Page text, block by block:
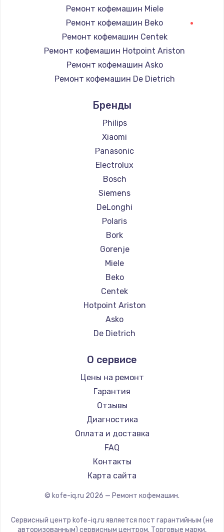
Ремонт кофемашин Miele
Ремонт кофемашин Beko
Ремонт кофемашин Centek
Ремонт кофемашин Hotpoint Ariston
Ремонт кофемашин Asko
Ремонт кофемашин De Dietrich
Ремонт кофемашин Ascaso
Ремонт кофемашин Jura
Ремонт кофемашин Olympia
Ремонт кофемашин Saeco
Ремонт кофемашин La Cimbali
Ремонт кофемашин WMF
Ремонт кофемашин Yamaguchi
Ремонт кофемашин Nivona
Ремонт кофемашин Astoria
Ремонт кофемашин JVC
Ремонт кофемашин Ariston
Ремонт кофемашин Grundig
Ремонт кофемашин ROCKET MOZZAFIATO
Ремонт кофемашин Vivitek
Ремонт кофемашин Thomson
Ремонт кофемашин Hisense
Ремонт кофемашин DELTA
Ремонт кофемашин Kyvol
Ремонт кофемашин RED solution
Ремонт кофемашин Bravilor Bonamat
Ремонт кофемашин Vard
Ремонт кофемашин Tuvio
Ремонт кофемашин Carrera
Ремонт кофемашин Supra
Бренды
Philips
Xiaomi
Panasonic
Electrolux
Bosch
Siemens
DeLonghi
Polaris
Bork
Gorenje
Miele
Beko
Centek
Hotpoint Ariston
Asko
De Dietrich
Ascaso
Jura
Olympia
Saeco
La Cimbali
WMF
Yamaguchi
Nivona
Astoria
ROCKET MOZZAFIATO
О сервисе
Цены на ремонт
Гарантия
Отзывы
Диагностика
Оплата и доставка
FAQ
Контакты
Карта сайта
© kofe-iq.ru 2026 — Ремонт кофемашин.
Сервисный центр kofe-iq.ru является пост гарантийным (не
авторизованным) сервисным центром. Торговые марки,